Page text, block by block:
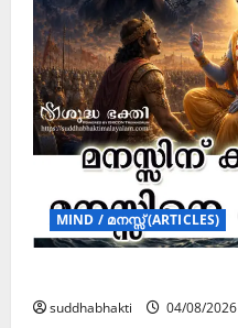
MIND / മനസ്സ് (ARTICLES)
suddhabhakti 04/08/2026